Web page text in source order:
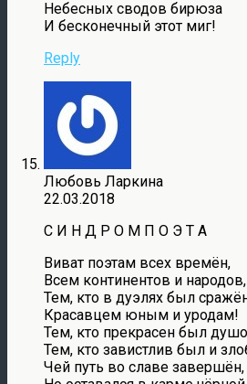
Небесных сводов бирюза
И бесконечный этот миг!
Reply
Любовь Ларкина
22.03.2018
С И Н Д Р О М П О Э Т А
Виват поэтам всех времён,
Всем континентов и народов,
Тем, кто в дуэлях был
Красавцем юным и уродам!
Тем, кто прекрасен был
Тем, кто завистлив был и
Чей путь во славе завершён,